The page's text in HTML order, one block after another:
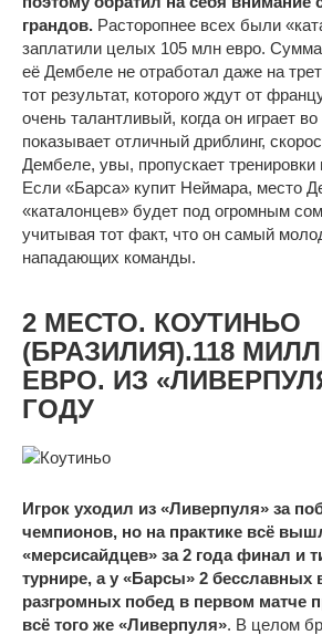
грандов. Расторопнее всех были
заплатили целых 105 млн евро. Сумма
её Дембеле не отработал даже на
тот результат, которого ждут от
очень талантливый, когда он играет
показывает отличный дриблинг,
Дембеле, увы, пропускает тренировки
Если «Барса» купит Неймара, место
«каталонцев» будет под огромным
учитывая тот факт, что он самый
нападающих команды.
2 МЕСТО. КОУТИНЬО
(БРАЗИЛИЯ).118
ЕВРО. ИЗ
ГОДУ
Игрок уходил из «Ливерпуля» за
чемпионов, но на практике всё
«мерсисайдцев» за 2 года финал и
турнире, а у «Барсы» 2 бесславных
разгромных побед в первом матче
всё того же «Ливерпуля». В целом